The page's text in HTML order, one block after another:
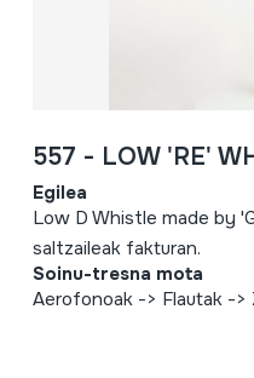
557 - LOW 'RE'
Egilea
Low D Whistle made by
saltzaileak fakturan.
Soinu-tresna mota
Aerofonoak -> Flautak ->